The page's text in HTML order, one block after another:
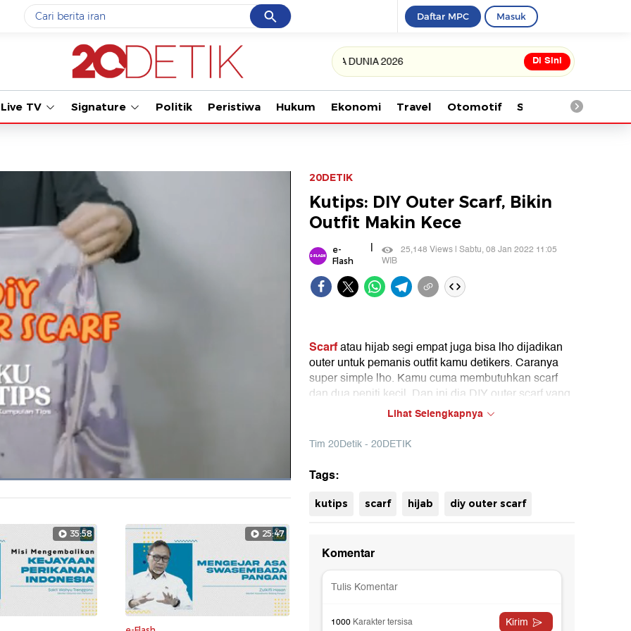
Cancel
Yang sedang ramai dicari
data live draw sgp
#3prabowo
#5gempa hari ini
Promoted
Terakhir yang dicari
Loading...
Daftar MPC Masuk
Tonton kabar terbaru PIALA DUNIA 2026 Di Sini
Live TV Signature Politik Peristiwa Hukum Ekonomi Travel Otomotif Saintek
Dimuat:
35:58 25:47
20DETIK
Kutips: DIY Outer Scarf, Bikin
Outfit Makin Kece
e-
Flash
|
25,148 Views | Sabtu, 08 Jan 2022 11:05
WIB
Scarfatau hijab segi empat juga bisa lho dijadikan
outer untuk pemanis outfit kamu detikers. Caranya
super simple lho. Kamu cuma membutuhkan scarf
dan dua peniti kecil. Dan ini dia DIY outer scarf yang
Lihat Selengkapnya
Tim 20Detik - 20DETIK
Tags:
kutips scarf hijab diy outer scarf